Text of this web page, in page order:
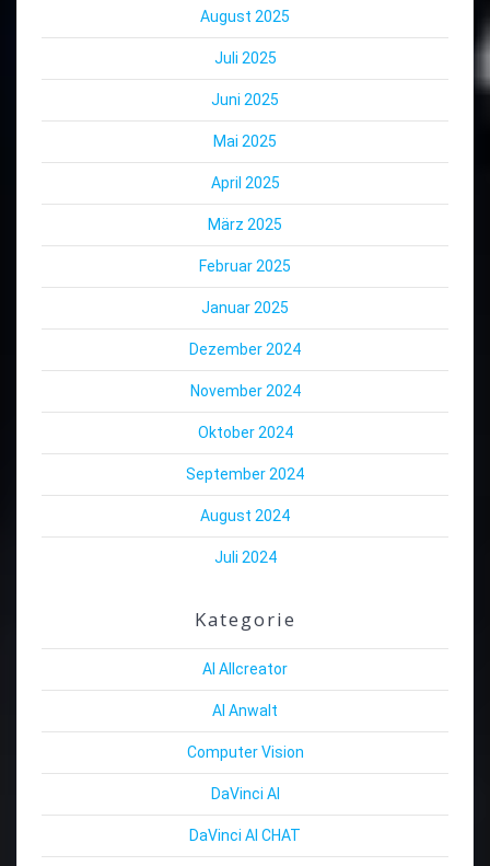
August 2025
Juli 2025
Juni 2025
Mai 2025
April 2025
März 2025
Februar 2025
Januar 2025
Dezember 2024
November 2024
Oktober 2024
September 2024
August 2024
Juli 2024
Kategorie
AI Allcreator
AI Anwalt
Computer Vision
DaVinci AI
DaVinci AI CHAT